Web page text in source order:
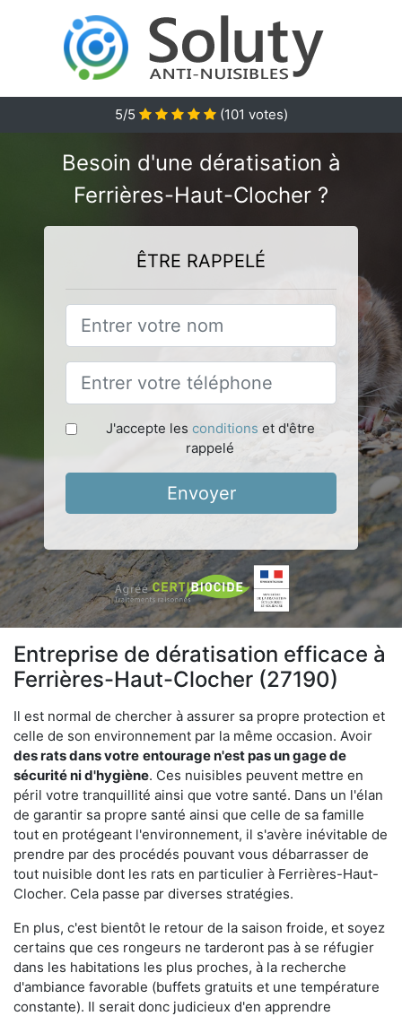
5/5 (101 votes)
Besoin d'une dératisation à
Ferrières-Haut-Clocher ?
ÊTRE RAPPELÉ
J'accepte les conditions et d'être
rappelé
Envoyer
Entreprise de dératisation efficace à
Ferrières-Haut-Clocher (27190)
Il est normal de chercher à assurer sa propre protection et
celle de son environnement par la même occasion. Avoir
des rats dans votre entourage n'est pas un gage de
sécurité ni d'hygiène. Ces nuisibles peuvent mettre en
péril votre tranquillité ainsi que votre santé. Dans un l'élan
de garantir sa propre santé ainsi que celle de sa famille
tout en protégeant l'environnement, il s'avère inévitable de
prendre par des procédés pouvant vous débarrasser de
tout nuisible dont les rats en particulier à Ferrières-Haut-
Clocher. Cela passe par diverses stratégies.
En plus, c'est bientôt le retour de la saison froide, et soyez
certains que ces rongeurs ne tarderont pas à se réfugier
dans les habitations les plus proches, à la recherche
d'ambiance favorable (buffets gratuits et une température
constante). Il serait donc judicieux d'en apprendre